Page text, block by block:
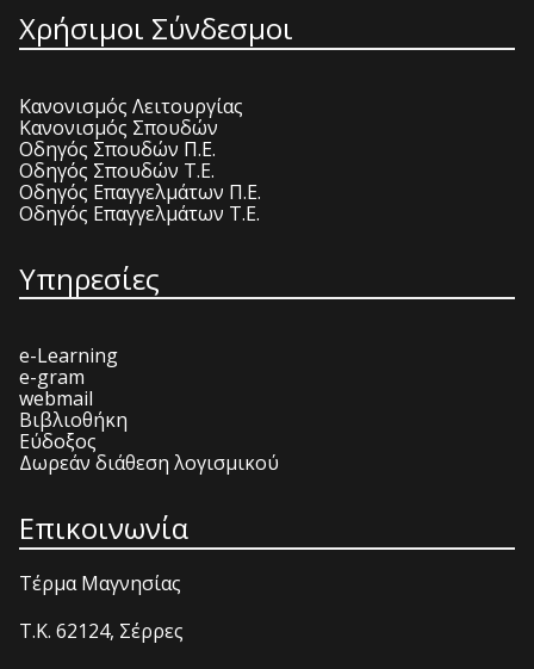
Χρήσιμοι Σύνδεσμοι
Κανονισμός Λειτουργίας
Κανονισμός Σπουδών
Οδηγός Σπουδών Π.Ε.
Οδηγός Σπουδών Τ.Ε.
Οδηγός Επαγγελμάτων Π.Ε.
Οδηγός Επαγγελμάτων Τ.Ε.
Υπηρεσίες
e-Learning
e-gram
webmail
Βιβλιοθήκη
Εύδοξος
Δωρεάν διάθεση λογισμικού
Επικοινωνία
Τέρμα Μαγνησίας
T.K. 62124, Σέρρες